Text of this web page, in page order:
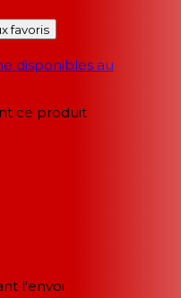
favoris
disponibles au
ce produit
l'envoi